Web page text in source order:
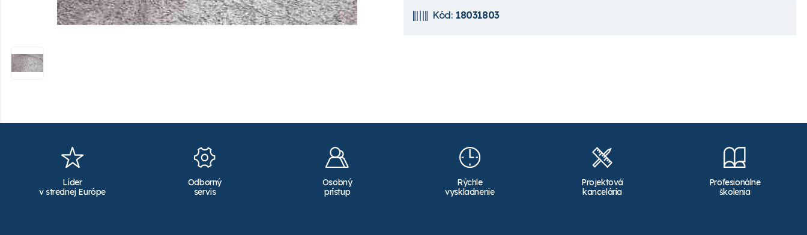
Kód: 18031803
Líder
v strednej Európe
Odborný
servis
Osobný
prístup
Rýchle
vyskladnenie
Projektová
kancelária
Profesionálne
školenia